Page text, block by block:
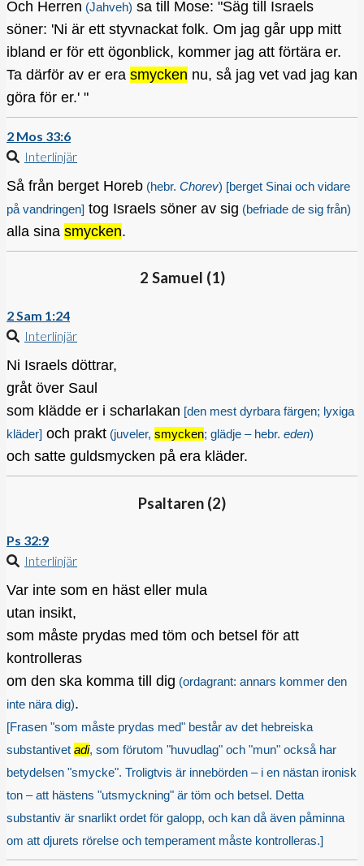
Och Herren (Jahveh) sa till Mose: "Säg till Israels
söner: 'Ni är ett styvnackat folk. Om jag går upp mitt
ibland er för ett ögonblick, kommer jag att förtära er.
Ta därför av er era smycken nu, så jag vet vad jag kan
göra för er.' "
2 Mos 33:6
Interlinjär
Så från berget Horeb (hebr. Chorev) [berget Sinai och vidare
på vandringen] tog Israels söner av sig (befriade de sig från)
alla sina smycken.
2 Samuel (1)
2 Sam 1:24
Interlinjär
Ni Israels döttrar,
gråt över Saul
som klädde er i scharlakan [den mest dyrbara färgen; lyxiga
kläder] och prakt (juveler, smycken; glädje – hebr. eden)
och satte guldsmycken på era kläder.
Psaltaren (2)
Ps 32:9
Interlinjär
Var inte som en häst eller mula
utan insikt,
som måste prydas med töm och betsel för att
kontrolleras
om den ska komma till dig (ordagrant: annars kommer den
inte nära dig).
[Frasen "som måste prydas med" består av det hebreiska
substantivet adi, som förutom "huvudlag" och "mun" också har
betydelsen "smycke". Troligtvis är innebörden – i en nästan ironisk
ton – att hästens "utsmyckning" är töm och betsel. Detta
substantiv är snarlikt ordet för galopp, och kan då även påminna
om att djurets rörelse och temperament måste kontrolleras.]